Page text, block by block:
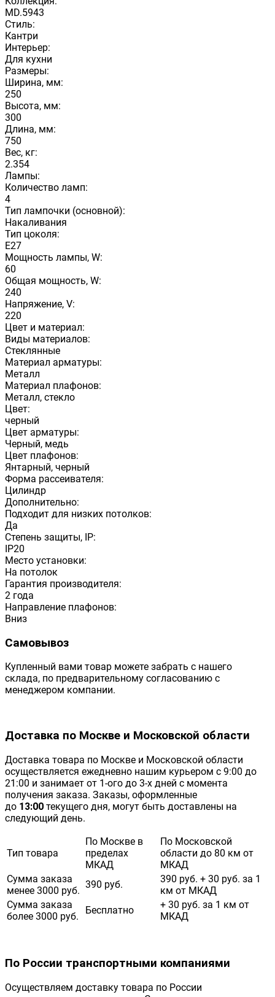
MD.5943
Стиль:
Кантри
Интерьер:
Для кухни
Размеры:
Ширина, мм:
250
Высота, мм:
300
Длина, мм:
750
Вес, кг:
2.354
Лампы:
Количество ламп:
4
Тип лампочки (основной):
Накаливания
Тип цоколя:
E27
Мощность лампы, W:
60
Общая мощность, W:
240
Напряжение, V:
220
Цвет и материал:
Виды материалов:
Стеклянные
Материал арматуры:
Металл
Материал плафонов:
Металл, стекло
Цвет:
черный
Цвет арматуры:
Черный, медь
Цвет плафонов:
Янтарный, черный
Форма рассеивателя:
Цилиндр
Дополнительно:
Подходит для низких потолков:
Да
Степень защиты, IP:
IP20
Место установки:
На потолок
Гарантия производителя:
2 года
Направление плафонов:
Вниз
Самовывоз
Купленный вами товар можете забрать с нашего
склада, по предварительному согласованию с
менеджером компании.
Доставка по Москве и Московской области
Доставка товара по Москве и Московской области
осуществляется ежедневно нашим курьером с 9:00 до
21:00 и занимает от 1-ого до 3-х дней с момента
получения заказа. Заказы, оформленные
до 13:00 текущего дня, могут быть доставлены на
следующий день.
Тип товара
По Москве в
пределах
МКАД
По Московской
области до 80 км от
МКАД
Сумма заказа
менее 3000 руб.
390 руб.
390 руб. + 30 руб. за 1
км от МКАД
Сумма заказа
более 3000 руб.
Бесплатно
+ 30 руб. за 1 км от
МКАД
По России транспортными компаниями
Осуществляем доставку товара по России